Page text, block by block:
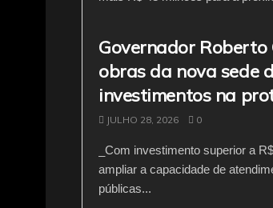
Governador
obras da nova sede
investimentos na
JULHO 28, 2026 0
_Com investimento superior a
ampliar a capacidade de
públicas...